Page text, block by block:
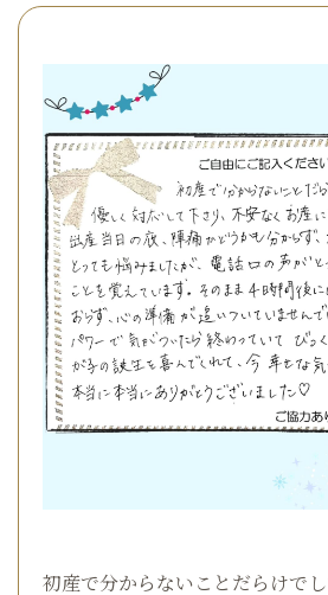
初産で分からないことだらけで